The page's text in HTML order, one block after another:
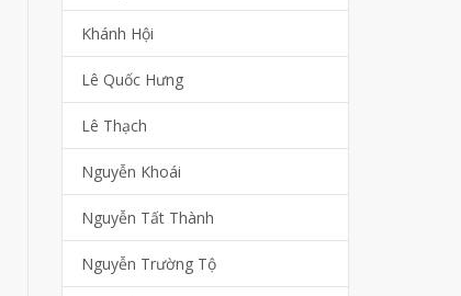
Khánh Hội
Lê Quốc Hưng
Lê Thạch
Nguyễn Khoái
Nguyễn Tất Thành
Nguyễn Trường Tộ